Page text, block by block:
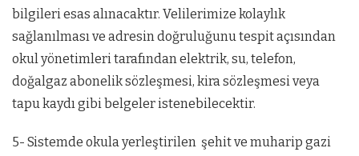
bilgileri esas alınacaktır. Velilerimize kolaylık
sağlanılması ve adresin doğruluğunu tespit açısından
okul yönetimleri tarafından elektrik, su, telefon,
doğalgaz abonelik sözleşmesi, kira sözleşmesi veya
tapu kaydı gibi belgeler istenebilecektir.
5- Sistemde okula yerleştirilen şehit ve muharip gazi